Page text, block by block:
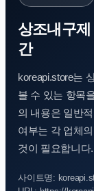
상조내구
간
koreapi.store는
볼 수 있는 항목
의 내용은 일반
여부는 각 업체
것이 필요합니다.
사이트명: